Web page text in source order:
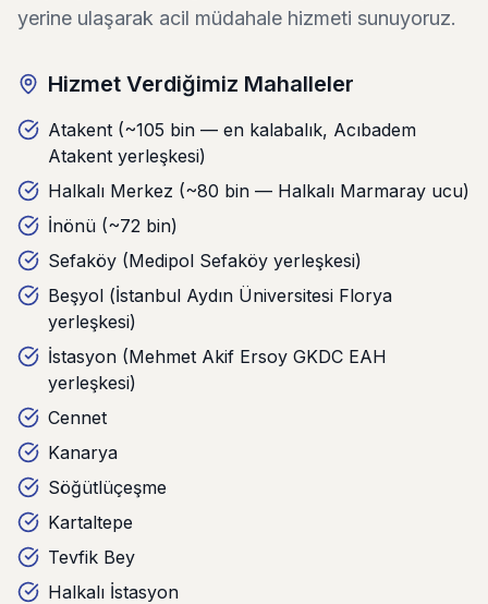
yerine ulaşarak acil müdahale hizmeti sunuyoruz.
Hizmet Verdiğimiz Mahalleler
Atakent (~105 bin — en kalabalık, Acıbadem
Atakent yerleşkesi)
Halkalı Merkez (~80 bin — Halkalı Marmaray ucu)
İnönü (~72 bin)
Sefaköy (Medipol Sefaköy yerleşkesi)
Beşyol (İstanbul Aydın Üniversitesi Florya
yerleşkesi)
İstasyon (Mehmet Akif Ersoy GKDC EAH
yerleşkesi)
Cennet
Kanarya
Söğütlüçeşme
Kartaltepe
Tevfik Bey
Halkalı İstasyon